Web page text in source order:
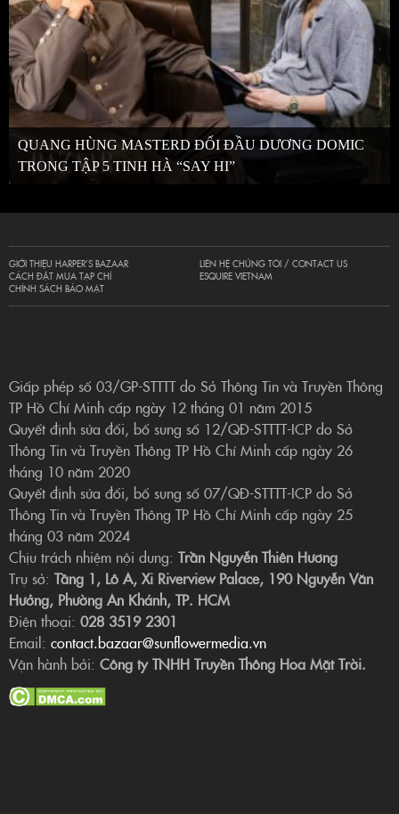
QUANG HÙNG MASTERD ĐỐI ĐẦU DƯƠNG DOMIC
TRONG TẬP 5 TINH HÀ “SAY HI”
GIỚI THIỆU HARPER’S BAZAAR
CÁCH ĐẶT MUA TẠP CHÍ
CHÍNH SÁCH BẢO MẬT
LIÊN HỆ CHÚNG TÔI / CONTACT US
ESQUIRE VIETNAM
Giấp phép số 03/GP-STTTT do Sở Thông Tin và Truyền Thông
TP Hồ Chí Minh cấp ngày 12 tháng 01 năm 2015
Quyết định sửa đổi, bổ sung số 12/QĐ-STTTT-ICP do Sở
Thông Tin và Truyền Thông TP Hồ Chí Minh cấp ngày 26
tháng 10 năm 2020
Quyết định sửa đổi, bổ sung số 07/QĐ-STTTT-ICP do Sở
Thông Tin và Truyền Thông TP Hồ Chí Minh cấp ngày 25
tháng 03 năm 2024
Chịu trách nhiệm nội dung: Trần Nguyễn Thiên Hương
Trụ sở: Tầng 1, Lô A, Xi Riverview Palace, 190 Nguyễn Văn
Hưởng, Phường An Khánh, TP. HCM
Điện thoại: 028 3519 2301
Email: contact.bazaar@sunflowermedia.vn
Vận hành bởi: Công ty TNHH Truyền Thông Hoa Mặt Trời.